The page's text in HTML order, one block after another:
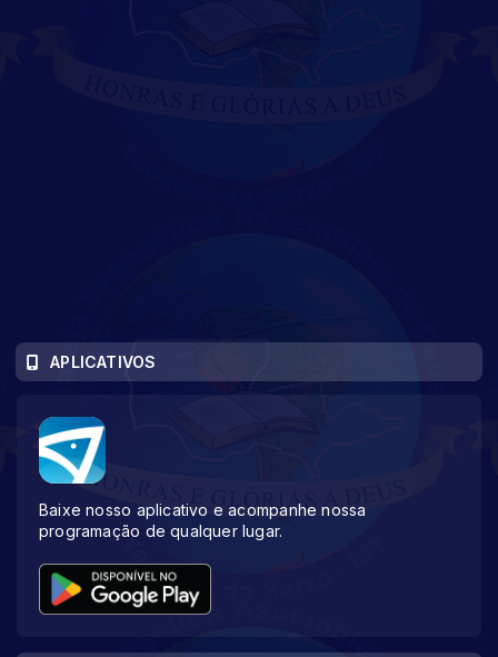
APLICATIVOS
Baixe nosso aplicativo e acompanhe nossa
programação de qualquer lugar.